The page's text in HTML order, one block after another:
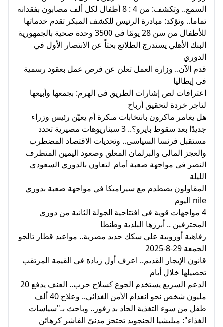
السمع.. وتكشف: من 4 : 8 أطفال لكل ألف مصابون بفقدانه
تماما.. وتؤكد: مبادرة الرئيس للكشف المبكر تقدم خدماتها
للأطفال من سن 28 يومًا فى 3500 وحدة صحية بالجمهورية
البنك الأهلي يستدرج الطلائع بحثاً عن الانتصار الأول في
الدوري
قدم الآن.. وزارة العمل تعلن عن فرص عمل بعقود رسمية
فى إيطاليا
اعترافات لص إشارات الطريق فى الهرم: بجمعها وأبيعها
لتاجر خردة لتحقيق أرباح
هل يغامر ماكرون بانتخابات مبكرة أم يعيّن رئيس وزراء
جديدًا بعد سقوط بايرو؟.. 3 سيناريوهات مصيرية تحدد
مستقبل فرنسا السياسى.. وتحديات الاقتصاد المضطرب
والعجز المالى والبرلمان المعلق وصعود اليمين المتطرف
النصر فى مواجهة صعبة أمام التعاون بالدوري السعودي
الليلة
المقاولون يصطدم مع سيراميكا في مواجهة صعبة بدوري
nile اليوم
4 مواجهات قوية فى افتتاحية الجولة الثانية من دورى
المحترفين .. أبرزها البلدية وطنطا
رفاهية أوروبية على سكك حديد مصرية.. مواعيد قطار تالجو
الجمعة 29-8-2025
قانون الإيجار القديم.. اعرف أول زيادة فى القيمة المرتقب
تحصيلها خلال أيام
الدعم السريع يستخدم الجوع كسلاح حرب.. العنف يدفع 20
مليون شخص نحو انعدام الأمن الغذائى.. وعلاج 40 ألف
طفل من سوء التغذية الحاد بدارفور.. وباحث بـ"سياسات
الغذاء": ميليشيا الجنجويد تحتجز مدنىّ الفاشر كرهائن